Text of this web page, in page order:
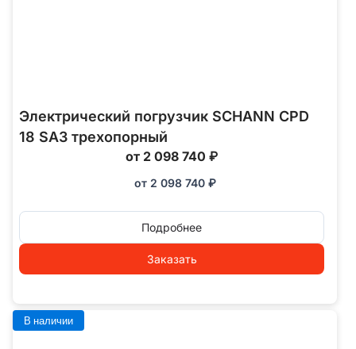
Электрический погрузчик SCHANN CPD
18 SA3 трехопорный
от 2 098 740 ₽
от 2 098 740 ₽
Подробнее
Заказать
В наличии